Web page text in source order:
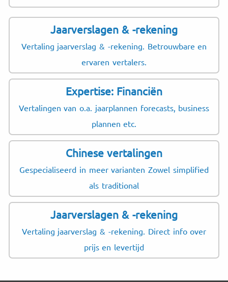
Jaarverslagen & -rekening
Vertaling jaarverslag & -rekening. Betrouwbare en
ervaren vertalers.
Expertise: Financiën
Vertalingen van o.a. jaarplannen forecasts, business
plannen etc.
Chinese vertalingen
Gespecialiseerd in meer varianten Zowel simplified
als traditional
Jaarverslagen & -rekening
Vertaling jaarverslag & -rekening. Direct info over
prijs en levertijd